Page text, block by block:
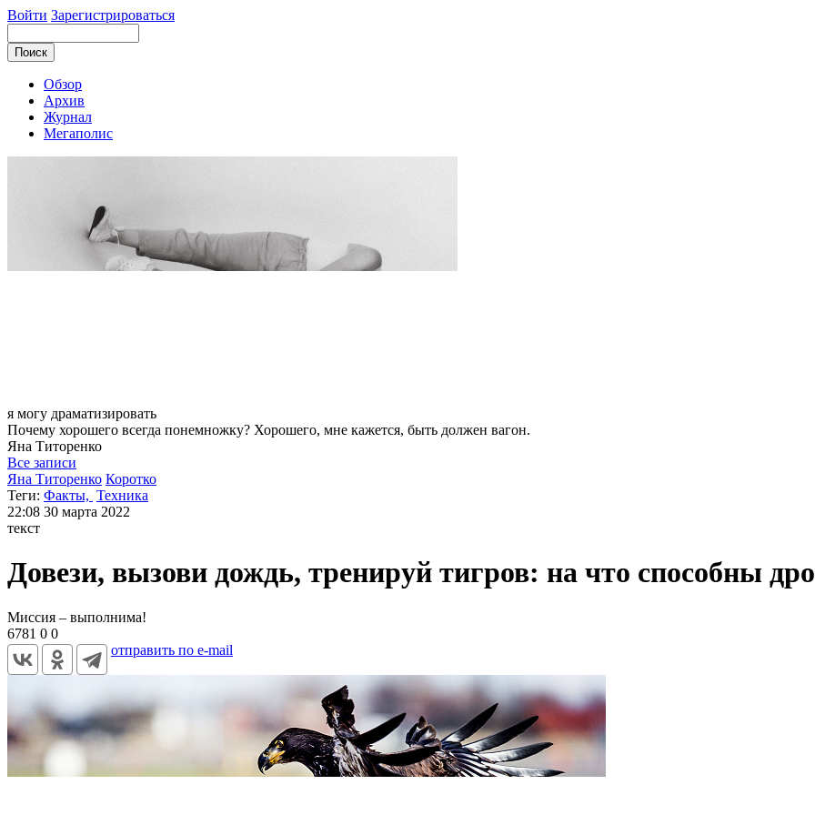
Войти Зарегистрироваться
Обзор
Архив
Журнал
Мегаполис
я могу драматизировать
Почему хорошего всегда понемножку? Хорошего, мне кажется, быть должен вагон.
Яна Титоренко
Все записи
Яна Титоренко Коротко
Теги: Факты, Техника
22:08 30 марта 2022
текст
Довези, вызови дождь, тренируй тигров: на что способны
Миссия – выполнима!
6781 0 0
отправить по e-mail